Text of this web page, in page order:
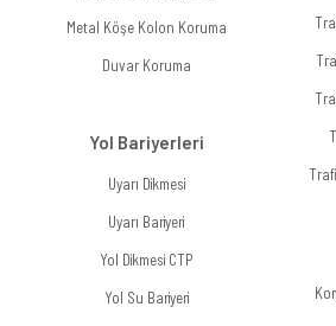
Metal Köşe Kolon Koruma
Duvar Koruma
Yol Bariyerleri
Uyarı Dikmesi
Uyarı Bariyeri
Yol Dikmesi CTP
Yol Su Bariyeri